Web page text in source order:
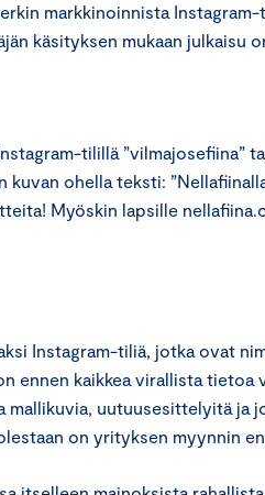
markkinoinnista
käsityksen mukaan julkaisu
tilillä ”vilmajosefiina”
kuvan ohella teksti:
Myöskin lapsille
Instagram-tiliä, jotka ovat
ennen kaikkea virallista tietoa
uutuusesittelyitä ja
on yrityksen myynnin